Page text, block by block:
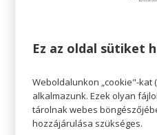
természetesen
adhatunk a vízhez,
centrifugában
amit aztán felengedünk
Ez az oldal sütiket
Weboldalunkon „cookie"-kat
alkalmazunk. Ezek olyan
tárolnak webes
hozzájárulása szükséges.